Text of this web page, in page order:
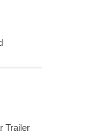
Trailer